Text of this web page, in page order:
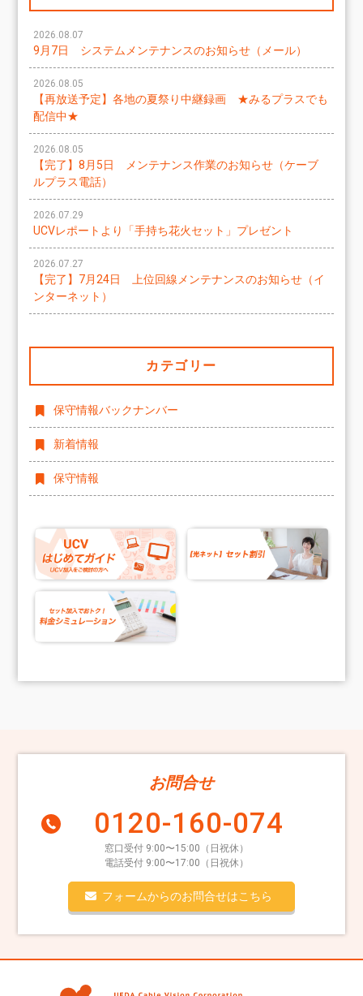
2026.08.07
9月7日 システムメンテナンスのお知らせ（メール）
2026.08.05
【再放送予定】各地の夏祭り中継録画 ★みるプラスでも
配信中★
2026.08.05
【完了】8月5日 メンテナンス作業のお知らせ（ケーブ
ルプラス電話）
2026.07.29
UCVレポートより「手持ち花火セット」プレゼント
2026.07.27
【完了】7月24日 上位回線メンテナンスのお知らせ（イ
ンターネット）
カテゴリー
保守情報バックナンバー
新着情報
保守情報
お問合せ
0120-160-074
窓口受付 9:00〜15:00（日祝休）
電話受付 9:00〜17:00（日祝休）
フォームからのお問合せはこちら